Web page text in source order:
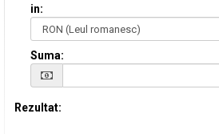
in:
Suma:
Rezultat: